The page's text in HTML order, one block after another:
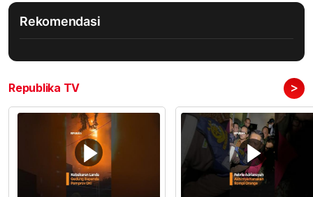
Rekomendasi
Republika TV >